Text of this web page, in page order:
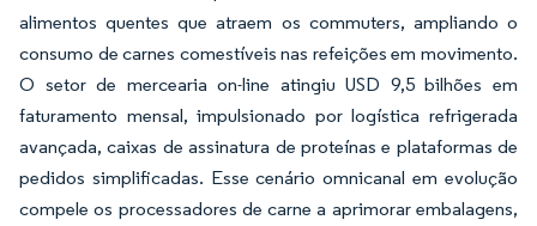
alimentos quentes que atraem os commuters, ampliando o
consumo de carnes comestíveis nas refeições em movimento.
O setor de mercearia on-line atingiu USD 9,5 bilhões em
faturamento mensal, impulsionado por logística refrigerada
avançada, caixas de assinatura de proteínas e plataformas de
pedidos simplificadas. Esse cenário omnicanal em evolução
compele os processadores de carne a aprimorar embalagens,